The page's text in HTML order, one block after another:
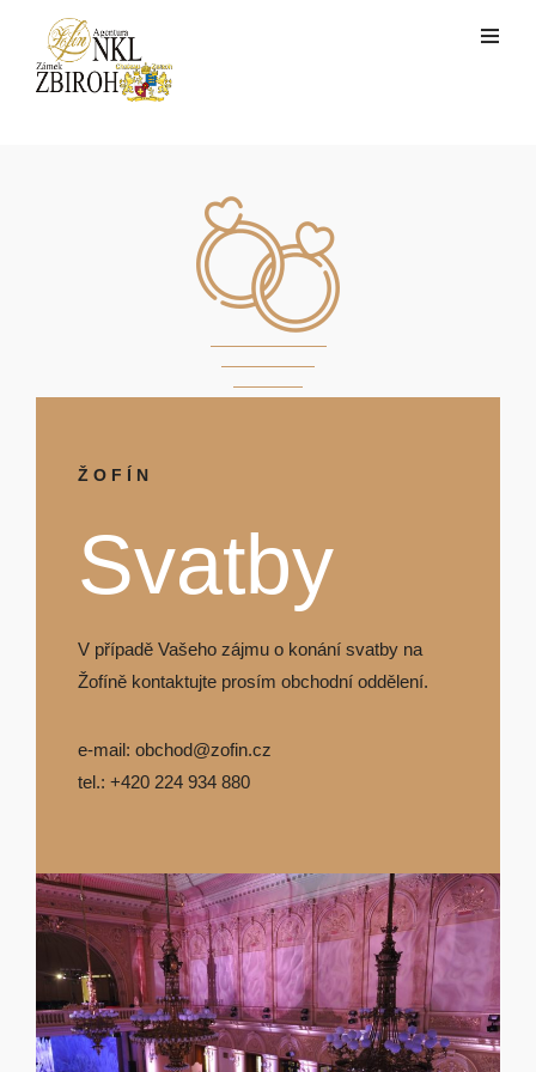
ŽOFÍN
Svatby
V případě Vašeho zájmu o konání svatby na
Žofíně kontaktujte prosím obchodní oddělení.
e-mail: obchod@zofin.cz
tel.: +420 224 934 880